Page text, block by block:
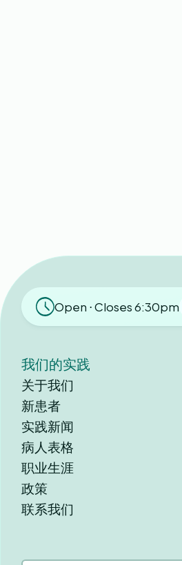
Open ⋅ Closes 6:30pm
我们的实践
关于我们
新患者
实践新闻
病人表格
职业生涯
政策
联系我们